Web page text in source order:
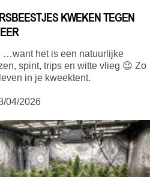
KWEKEN TEGEN
…want het is een natuurlijke
spint, trips en witte vlieg 😉 Zo
in je kweektent.
04/2026